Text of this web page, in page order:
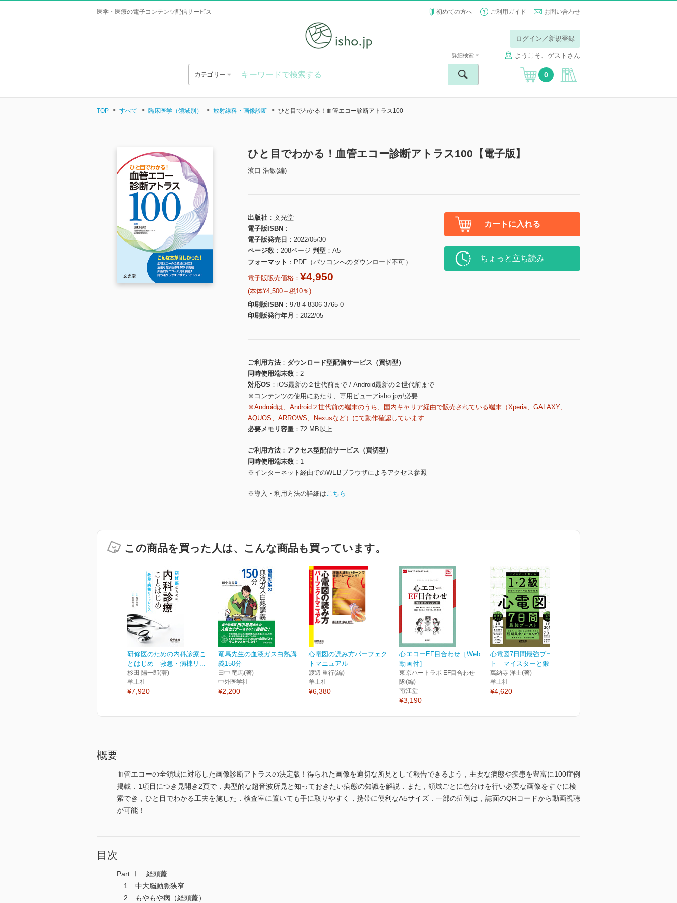
医学・医療の電子コンテンツ配信サービス 初めての方へ ご利用ガイド お問い合わせ
ログイン／新規登録
ようこそ、ゲストさん
カテゴリー
詳細検索
0
TOP すべて 臨床医学（領域別） 放射線科・画像診断 ひと目でわかる！血管エコー診断アトラス100
ひと目でわかる！血管エコー診断アトラス100【電子版】
濱口 浩敏(編)
出版社
文光堂
電子版ISBN
電子版発売日
2022/05/30
ページ数
208ページ 判型
A5
フォーマット
PDF（パソコンへのダウンロード不可）
電子版販売価格： ¥4,950
(本体¥4,500＋税10％)
印刷版ISBN
978-4-8306-3765-0
印刷版発行年月
2022/05
カートに入れる
ちょっと立ち読み
ご利用方法
ダウンロード型配信サービス（買切型）
同時使用端末数
2
対応OS
iOS最新の２世代前まで / Android最新の２世代前まで
※コンテンツの使用にあたり、専用ビューアisho.jpが必要
※Androidは、Android２世代前の端末のうち、国内キャリア経由で販売されている端末（Xperia、GALAXY、
AQUOS、ARROWS、Nexusなど）にて動作確認しています
必要メモリ容量
72 MB以上
ご利用方法
アクセス型配信サービス（買切型）
同時使用端末数
1
※インターネット経由でのWEBブラウザによるアクセス参照
※導入・利用方法の詳細はこちら
この商品を買った人は、こんな商品も買っています。
研修医のための内科診療こ
とはじめ 救急・病棟リ...
杉田 陽一郎(著)
羊土社
¥7,920
竜馬先生の血液ガス白熱講
義150分
田中 竜馬(著)
中外医学社
¥2,200
心電図の読み方パーフェク
トマニュアル
渡辺 重行(編)
羊土社
¥6,380
心エコーEF目合わせ［Web
動画付］
東京ハートラボ EF目合わせ
隊(編)
南江堂
¥3,190
心電図7日間最強ブース
ト マイスターと鍛える...
萬納寺 洋士(著)
羊土社
¥4,620
概要
血管エコーの全領域に対応した画像診断アトラスの決定版！得られた画像を適切な所見として報告できるよう，主要な病態や疾患を豊富に100症例
掲載．1項目につき見開き2頁で，典型的な超音波所見と知っておきたい病態の知識を解説．また，領域ごとに色分けを行い必要な画像をすぐに検
索でき，ひと目でわかる工夫を施した．検査室に置いても手に取りやすく，携帯に便利なA5サイズ．一部の症例は，誌面のQRコードから動画視聴
が可能！
目次
Part.Ⅰ 経頭蓋
1 中大脳動脈狭窄
2 もやもや病（経頭蓋）